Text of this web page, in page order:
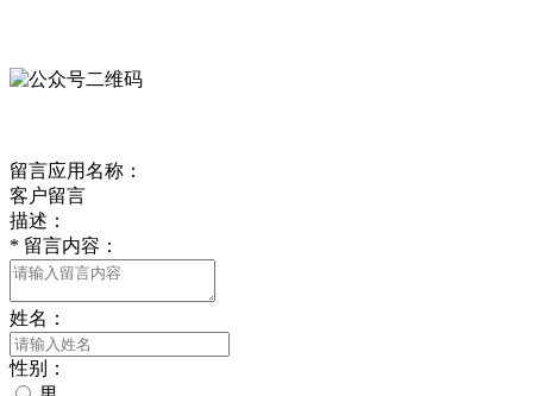
留言应用名称：
客户留言
描述：
* 留言内容：
姓名：
性别：